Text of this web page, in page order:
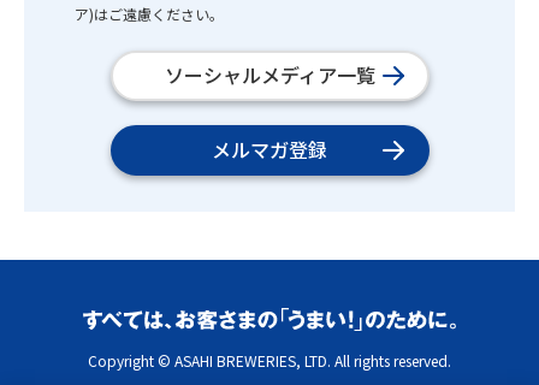
ア)はご遠慮ください。
ソーシャルメディア一覧
メルマガ登録
Copyright © ASAHI BREWERIES, LTD. All rights reserved.